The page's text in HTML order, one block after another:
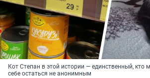
Кот Степан в этой истории — единственный, кто
себе остаться не анонимным